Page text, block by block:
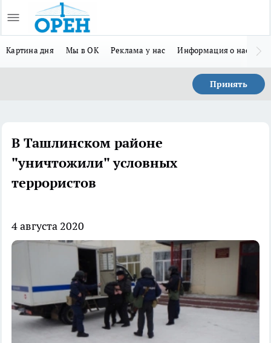
Картина дня Мы в ОК Реклама у нас Информация о нас
Принять
В Ташлинском районе
"уничтожили" условных
террористов
4 августа 2020